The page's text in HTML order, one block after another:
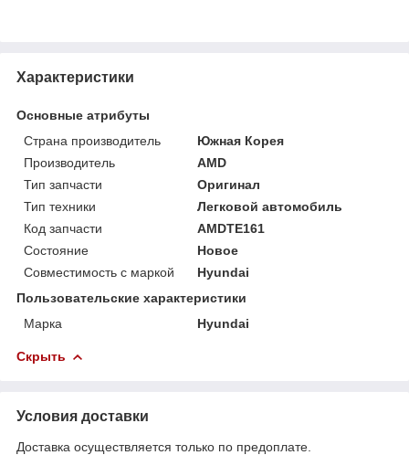
Характеристики
Основные атрибуты
Страна производитель
Южная Корея
Производитель
AMD
Тип запчасти
Оригинал
Тип техники
Легковой автомобиль
Код запчасти
AMDTE161
Состояние
Новое
Совместимость с маркой
Hyundai
Пользовательские характеристики
Марка
Hyundai
Скрыть
Условия доставки
Доставка осуществляется только по предоплате.